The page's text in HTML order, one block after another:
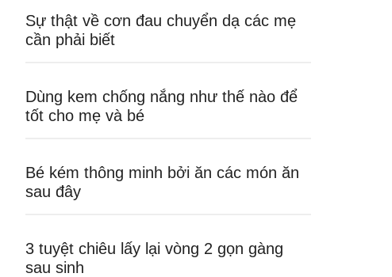
Sự thật về cơn đau chuyển dạ các mẹ
cần phải biết
Dùng kem chống nắng như thế nào để
tốt cho mẹ và bé
Bé kém thông minh bởi ăn các món ăn
sau đây
3 tuyệt chiêu lấy lại vòng 2 gọn gàng
sau sinh